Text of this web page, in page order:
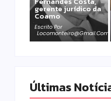
gerente jurídico da
Coamo
Escrito Por
Locomonteiro@gmail.com
Últimas